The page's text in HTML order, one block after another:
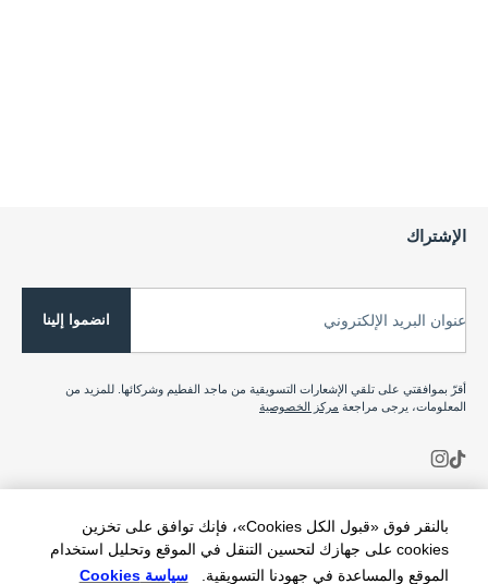
بالنقر فوق «قبول الكل Cookies»، فإنك توافق على تخزين
cookies على جهازك لتحسين التنقل في الموقع وتحليل استخدام
الموقع والمساعدة في جهودنا التسويقية.
سياسة Cookies
الإشتراك
عنوان البريد الإلكتروني انضموا إلينا
أقرّ بموافقتي على تلقي الإشعارات التسويقية من ماجد الفطيم وشركائها. للمزيد من
المعلومات، يرجى مراجعة مركز الخصوصية